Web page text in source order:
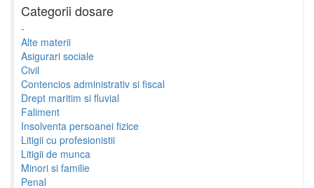
Categorii dosare
-
Alte materii
Asigurari sociale
Civil
Contencios administrativ si fiscal
Drept maritim si fluvial
Faliment
Insolventa persoanei fizice
Litigii cu profesionistii
Litigii de munca
Minori si familie
Penal